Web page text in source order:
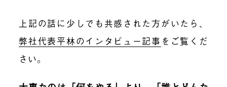
上記の話に少しでも共感された方がいたら、
弊社代表平林のインタビュー記事 をご覧くだ
さい。